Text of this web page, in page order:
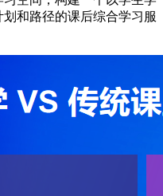
和路径的课后综合学习服